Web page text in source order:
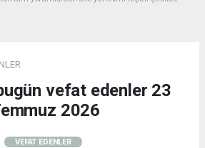
vefat edenler 23
2026
VEFAT EDENLER